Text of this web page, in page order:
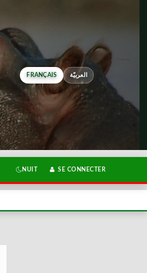
FRANÇAIS العربيّة
NUIT SE CONNECTER